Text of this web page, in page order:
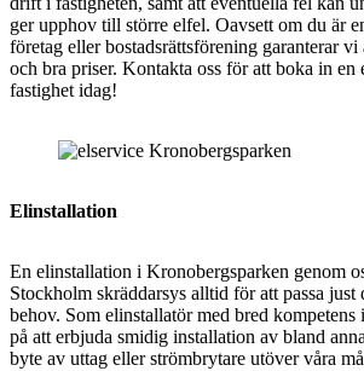
ger upphov till större elfel. Oavsett om du är
företag eller bostadsrättsförening garanterar
och bra priser. Kontakta oss för att boka in en
fastighet idag!
Elinstallation
En elinstallation i Kronobergsparken genom
Stockholm skräddarsys alltid för att passa just
behov. Som elinstallatör med bred
på att erbjuda smidig installation av bland
byte av uttag eller strömbrytare utöver våra